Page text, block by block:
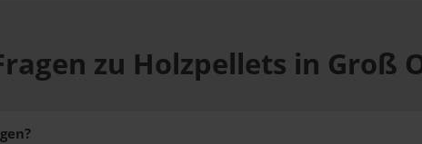
zu Holzpellets in Groß